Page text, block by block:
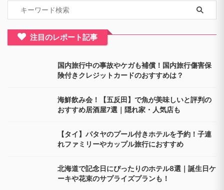
注目のレポート記事
国内旅行中の事故やケガも補償！国内旅行傷害保
険付きクレジットカードのおすすめは？
海鮮飲み会！【五反田】で魚が美味しいと評判の
おすすめ居酒屋7選｜隠れ家・人気店も
【タイ】パタヤのプール付きホテルを予約！子連
れファミリーやカップル旅行におすすめ
北海道で記念日にぴったりのホテル8選｜誕生日ケ
ーキや花束のサプライズプランも！